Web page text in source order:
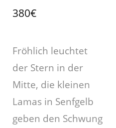
380€
Fröhlich leuchtet
der Stern in der
Mitte, die kleinen
Lamas in Senfgelb
geben den Schwung